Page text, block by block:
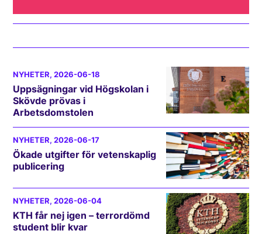
NYHETER, 2026-06-18
Uppsägningar vid Högskolan i
Skövde prövas i
Arbetsdomstolen
NYHETER, 2026-06-17
Ökade utgifter för vetenskaplig
publicering
NYHETER, 2026-06-04
KTH får nej igen – terrordömd
student blir kvar